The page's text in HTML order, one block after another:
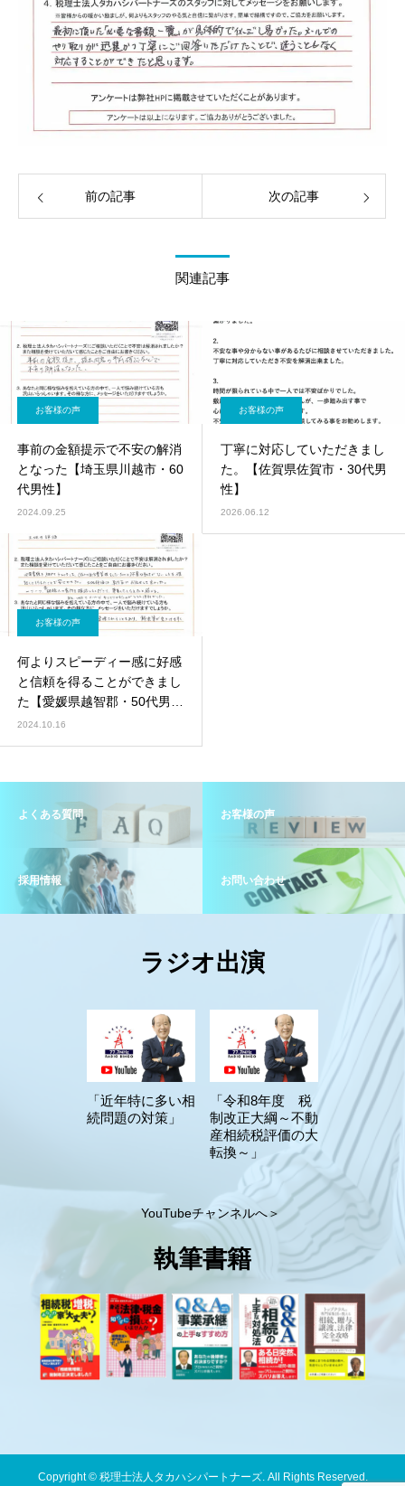
前の記事 次の記事
関連記事
お客様の声
事前の金額提示で不安の解消
となった【埼玉県川越市・60
代男性】
2024.09.25
お客様の声
丁寧に対応していただきまし
た。【佐賀県佐賀市・30代男
性】
2026.06.12
お客様の声
何よりスピーディー感に好感
と信頼を得ることができまし
た【愛媛県越智郡・50代男
性】
2024.10.16
よくある質問 お客様の声
採用情報 お問い合わせ
ラジオ出演
「近年特に多い相
続問題の対策」
「令和8年度 税
制改正大綱～不動
産相続税評価の大
転換～」
YouTubeチャンネルへ＞
執筆書籍
Copyright © 税理士法人タカハシパートナーズ. All Rights Reserved.